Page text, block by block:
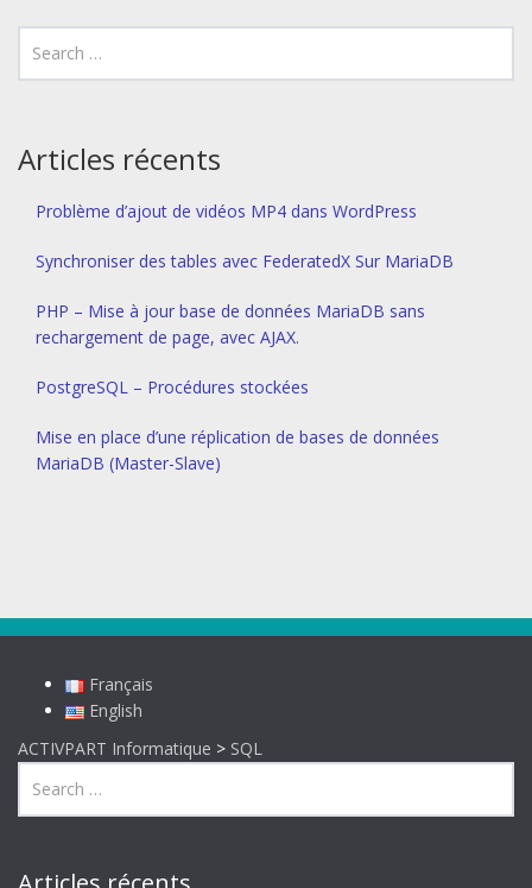
Articles récents
Problème d’ajout de vidéos MP4 dans WordPress
Synchroniser des tables avec FederatedX Sur MariaDB
PHP – Mise à jour base de données MariaDB sans
rechargement de page, avec AJAX.
PostgreSQL – Procédures stockées
Mise en place d’une réplication de bases de données
MariaDB (Master-Slave)
Français
English
ACTIVPART Informatique > SQL